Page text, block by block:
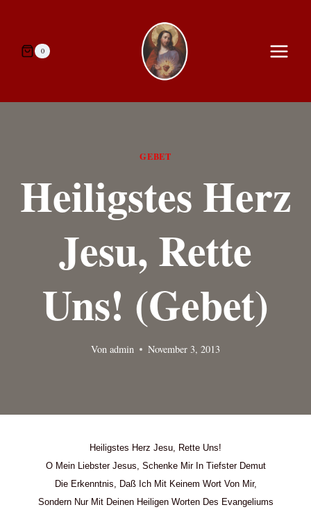
springen0
GEBET
Heiligstes Herz
Jesu, Rette
Uns! (Gebet)
Von admin November 3, 2013
Heiligstes Herz Jesu, Rette Uns!
O Mein Liebster Jesus, Schenke Mir In Tiefster Demut
Die Erkenntnis, Daß Ich Mit Keinem Wort Von Mir,
Sondern Nur Mit Deinen Heiligen Worten Des Evangeliums